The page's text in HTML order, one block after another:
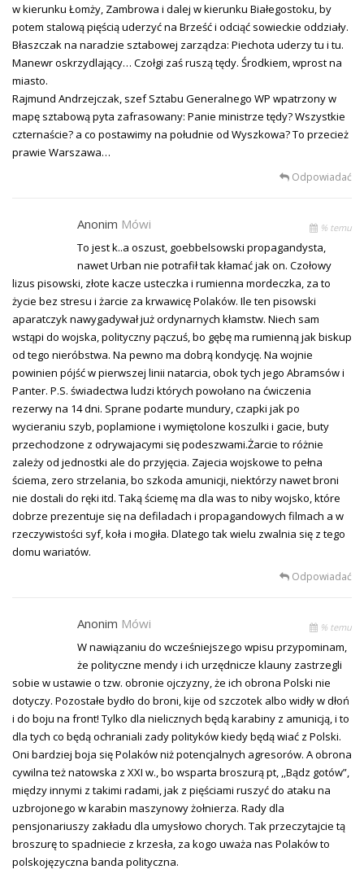
w kierunku Łomży, Zambrowa i dalej w kierunku Białegostoku, by
potem stalową pięścią uderzyć na Brześć i odciąć sowieckie oddziały.
Błaszczak na naradzie sztabowej zarządza: Piechota uderzy tu i tu.
Manewr oskrzydlający… Czołgi zaś ruszą tędy. Środkiem, wprost na
miasto.
Rajmund Andrzejczak, szef Sztabu Generalnego WP wpatrzony w
mapę sztabową pyta zafrasowany: Panie ministrze tędy? Wszystkie
czternaście? a co postawimy na południe od Wyszkowa? To przecież
prawie Warszawa…
Odpowiadać
Anonim Mówi % temu
To jest k..a oszust, goebbelsowski propagandysta,
nawet Urban nie potrafił tak kłamać jak on. Czołowy
lizus pisowski, złote kacze usteczka i rumienna mordeczka, za to
życie bez stresu i żarcie za krwawicę Polaków. Ile ten pisowski
aparatczyk nawygadywał już ordynarnych kłamstw. Niech sam
wstąpi do wojska, polityczny pączuś, bo gębę ma rumienną jak biskup
od tego nieróbstwa. Na pewno ma dobrą kondycję. Na wojnie
powinien pójść w pierwszej linii natarcia, obok tych jego Abramsów i
Panter. P.S. świadectwa ludzi których powołano na ćwiczenia
rezerwy na 14 dni. Sprane podarte mundury, czapki jak po
wycieraniu szyb, poplamione i wymiętolone koszulki i gacie, buty
przechodzone z odrywajacymi się podeszwami.Żarcie to różnie
zależy od jednostki ale do przyjęcia. Zajecia wojskowe to pełna
ściema, zero strzelania, bo szkoda amunicji, niektórzy nawet broni
nie dostali do ręki itd. Taką ściemę ma dla was to niby wojsko, które
dobrze prezentuje się na defiladach i propagandowych filmach a w
rzeczywistości syf, koła i mogiła. Dlatego tak wielu zwalnia się z tego
domu wariatów.
Odpowiadać
Anonim Mówi % temu
W nawiązaniu do wcześniejszego wpisu przypominam,
że polityczne mendy i ich urzędnicze klauny zastrzegli
sobie w ustawie o tzw. obronie ojczyzny, że ich obrona Polski nie
dotyczy. Pozostałe bydło do broni, kije od szczotek albo widły w dłoń
i do boju na front! Tylko dla nielicznych będą karabiny z amunicją, i to
dla tych co będą ochraniali zady polityków kiedy będą wiać z Polski.
Oni bardziej boja się Polaków niż potencjalnych agresorów. A obrona
cywilna też natowska z XXI w., bo wsparta broszurą pt, ,,Bądz gotów”,
między innymi z takimi radami, jak z pięściami ruszyć do ataku na
uzbrojonego w karabin maszynowy żołnierza. Rady dla
pensjonariuszy zakładu dla umysłowo chorych. Tak przeczytajcie tą
broszurę to spadniecie z krzesła, za kogo uważa nas Polaków to
polskojęzyczna banda polityczna.